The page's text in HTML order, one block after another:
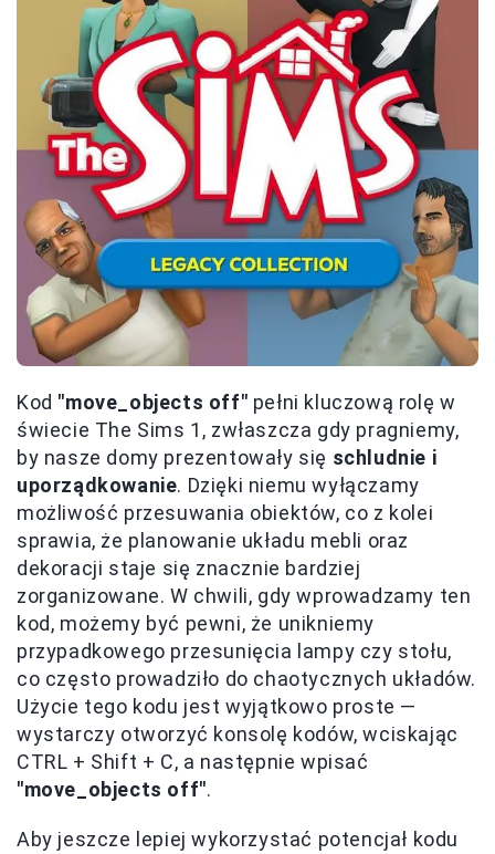
Kod "move_objects off" pełni kluczową rolę w
świecie The Sims 1, zwłaszcza gdy pragniemy,
by nasze domy prezentowały się schludnie i
uporządkowanie. Dzięki niemu wyłączamy
możliwość przesuwania obiektów, co z kolei
sprawia, że planowanie układu mebli oraz
dekoracji staje się znacznie bardziej
zorganizowane. W chwili, gdy wprowadzamy ten
kod, możemy być pewni, że unikniemy
przypadkowego przesunięcia lampy czy stołu,
co często prowadziło do chaotycznych układów.
Użycie tego kodu jest wyjątkowo proste —
wystarczy otworzyć konsolę kodów, wciskając
CTRL + Shift + C, a następnie wpisać
"move_objects off".
Aby jeszcze lepiej wykorzystać potencjał kodu